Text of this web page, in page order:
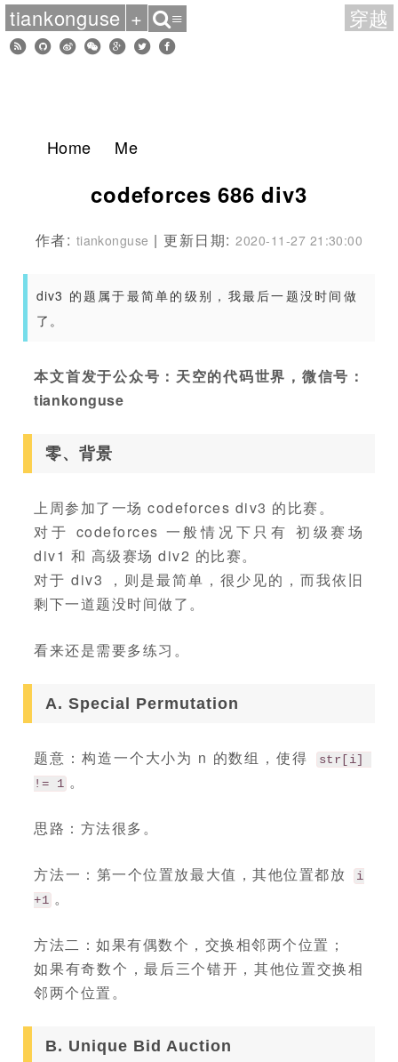
Home Me
codeforces 686 div3
作者: tiankonguse | 更新日期:2020-11-27 21:30:00
div3 的题属于最简单的级别，我最后一题没时间做
了。
本文首发于公众号：天空的代码世界，微信号：
tiankonguse
零、背景
上周参加了一场 codeforces div3 的比赛。
对于 codeforces 一般情况下只有 初级赛场
div1 和 高级赛场 div2 的比赛。
对于 div3 ，则是最简单，很少见的，而我依旧
剩下一道题没时间做了。
看来还是需要多练习。
A. Special Permutation
题意：构造一个大小为 n 的数组，使得
str[i]
!= 1 。
思路：方法很多。
方法一：第一个位置放最大值，其他位置都放
i
+1 。
方法二：如果有偶数个，交换相邻两个位置；
如果有奇数个，最后三个错开，其他位置交换相
邻两个位置。
B. Unique Bid Auction
tiankonguse + ≡ 穿越